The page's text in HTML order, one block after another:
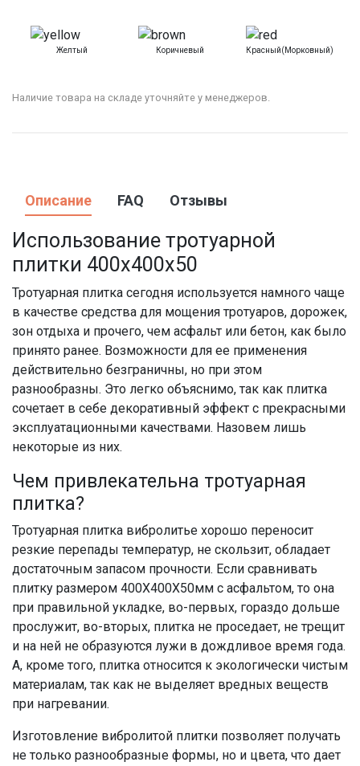
Желтый Коричневый Красный(морковный)
Наличие товара на складе уточняйте у менеджеров.
Описание FAQ Отзывы
Использование тротуарной
плитки 400х400х50
Тротуарная плитка сегодня используется намного чаще
в качестве средства для мощения тротуаров, дорожек,
зон отдыха и прочего, чем асфальт или бетон, как было
принято ранее. Возможности для ее применения
действительно безграничны, но при этом
разнообразны. Это легко объяснимо, так как плитка
сочетает в себе декоративный эффект с прекрасными
эксплуатационными качествами. Назовем лишь
некоторые из них.
Чем привлекательна тротуарная
плитка?
Тротуарная плитка вибролитье хорошо переносит
резкие перепады температур, не скользит, обладает
достаточным запасом прочности. Если сравнивать
плитку размером 400Х400Х50мм с асфальтом, то она
при правильной укладке, во-первых, гораздо дольше
прослужит, во-вторых, плитка не проседает, не трещит
и на ней не образуются лужи в дождливое время года.
А, кроме того, плитка относится к экологически чистым
материалам, так как не выделяет вредных веществ
при нагревании.
Изготовление вибролитой плитки позволяет получать
не только разнообразные формы, но и цвета, что дает